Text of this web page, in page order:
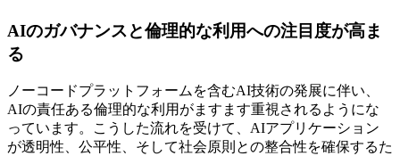
AIのガバナンスと倫理的な利用への注目度が高ま
る
ノーコードプラットフォームを含むAI技術の発展に伴い、
AIの責任ある倫理的な利用がますます重視されるようにな
っています。こうした流れを受けて、AIアプリケーション
が透明性、公平性、そして社会原則との整合性を確保するた